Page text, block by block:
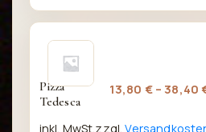
Optionen
können
der
Produktseite
Pizza
Tedesca
13,80 €–38,40
inkl. MwSt.zzgl.
Dieses
Produkt
weist
mehrere